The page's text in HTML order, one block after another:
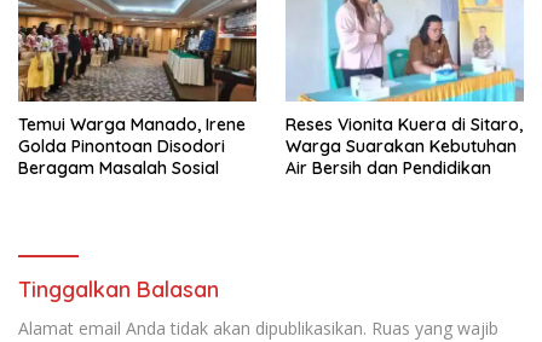
Temui ​Warga Manado, Irene
Golda Pinontoan Disodori
Beragam Masalah Sosial
Reses Vionita Kuera di Sitaro,
Warga Suarakan Kebutuhan
Air Bersih dan Pendidikan
Tinggalkan Balasan
Alamat email Anda tidak akan dipublikasikan. Ruas yang wajib